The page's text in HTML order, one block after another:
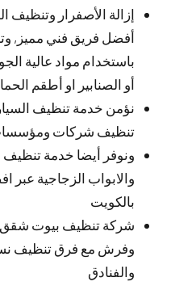
إزالة الأصفرار وتنظيف
أفضل فريق فني مميز,
باستخدام مواد عالية
أو الصنابير او أطقم
نؤمن خدمة تنظيف
تنظيف شركات
ونوفر أيضا خدمة تنظيف
والابواب الزجاجية
بالكويت
شركة تنظيف بيوت شقق
وفرش مع فرق تنظيف
والفنادق